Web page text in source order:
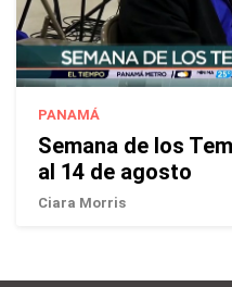
PANAMÁ
Semana de los
al 14 de agosto
Ciara Morris